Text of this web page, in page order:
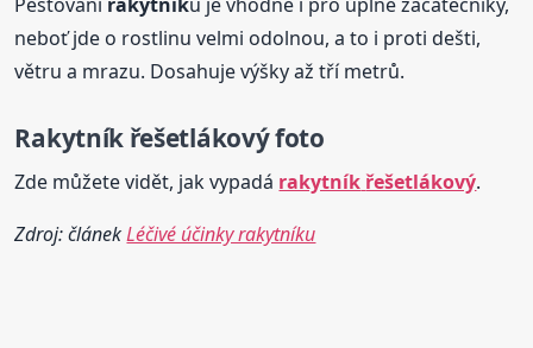
neboť jde o rostlinu velmi odolnou, a to i proti dešti,
větru a mrazu. Dosahuje výšky až tří metrů.
Rakytník řešetlákovýfoto
Zde můžete vidět, jak vypadá rakytník řešetlákový.
Zdroj: článekLéčivé účinky rakytníku